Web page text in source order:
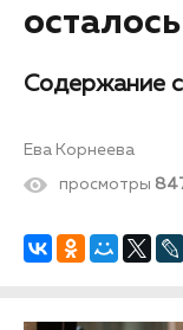
осталось
Содержание
Ева Корнеева
просмотры